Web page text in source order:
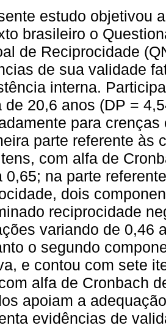
estudo objetivou
brasileiro o
de Reciprocidade
de sua validade
interna.
de 20,6 anos (DP =
para
parte referente às
com alfa de
0,65; na parte
dois
reciprocidade
variando de 0,46
o segundo
e contou com sete
alfa de Cronbach
apoiam a
evidências de